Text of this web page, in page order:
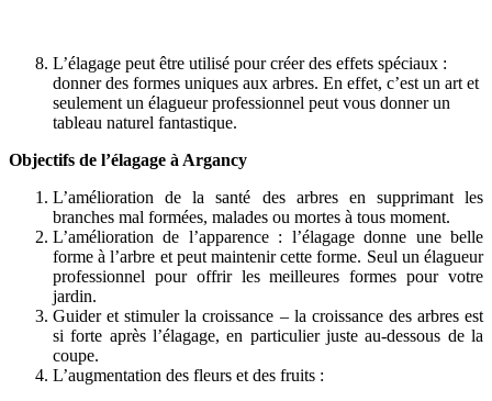
L’élagage peut être utilisé pour créer des effets spéciaux :
donner des formes uniques aux arbres. En effet, c’est un art et
seulement un élagueur professionnel peut vous donner un
tableau naturel fantastique.
Objectifs de l’élagage à Argancy
L’amélioration de la santé des arbres en supprimant les
branches mal formées, malades ou mortes à tous moment.
L’amélioration de l’apparence : l’élagage donne une belle
forme à l’arbre et peut maintenir cette forme. Seul un élagueur
professionnel pour offrir les meilleures formes pour votre
jardin.
Guider et stimuler la croissance – la croissance des arbres est
si forte après l’élagage, en particulier juste au-dessous de la
coupe.
L’augmentation des fleurs et des fruits :